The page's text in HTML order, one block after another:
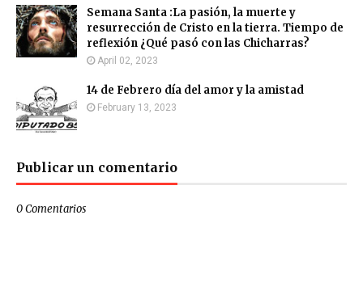
Semana Santa :La pasión, la muerte y
resurrección de Cristo en la tierra. Tiempo de
reflexión ¿Qué pasó con las Chicharras?
April 02, 2023
14 de Febrero día del amor y la amistad
February 13, 2023
Publicar un comentario
0 Comentarios